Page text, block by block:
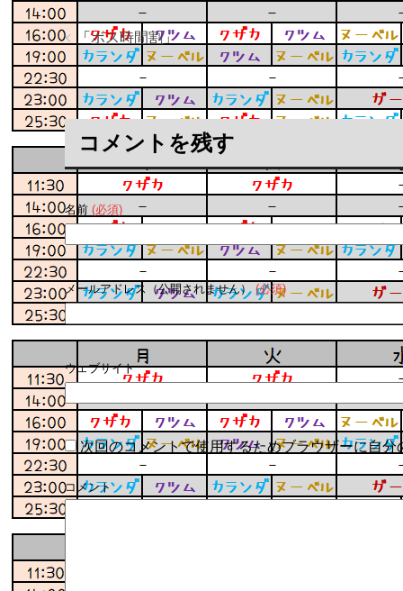
「ボス時間割」
コメントを残す
名前 (必須)
メールアドレス（公開されません） (必須)
ウェブサイト
次回のコメントで使用するためブラウザーに自
コメント